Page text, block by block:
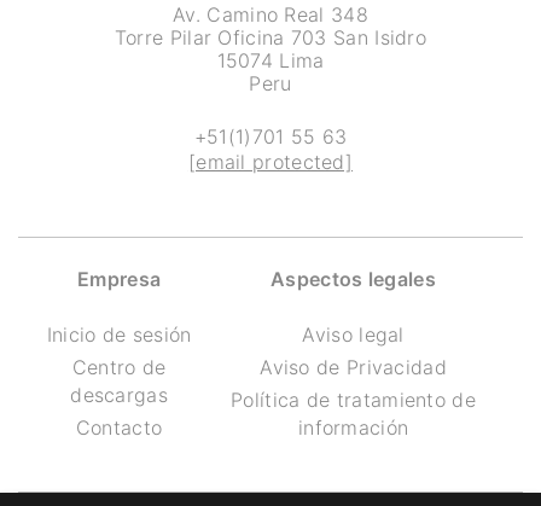
Av. Camino Real 348
Torre Pilar Oficina 703 San Isidro
15074 Lima
Peru
+51(1)701 55 63
[email protected]
Empresa
Inicio de sesión
Centro de
descargas
Contacto
Aspectos legales
Aviso legal
Aviso de Privacidad
Política de tratamiento de
información